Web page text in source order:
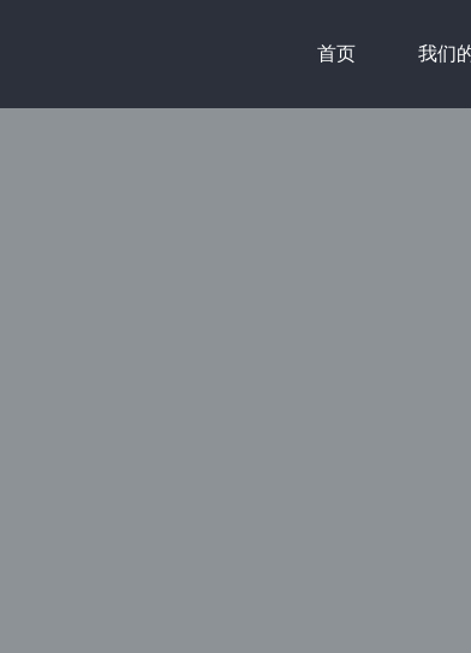
首页 我们